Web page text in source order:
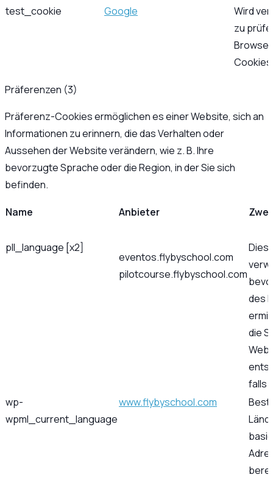
test_cookie
Google
Wird
zu
Präferenzen (3)
Präferenz-Cookies ermöglichen es einer Website, sich an
Informationen zu erinnern, die das Verhalten oder
Aussehen der Website verändern, wie z. B. Ihre
bevorzugte Sprache oder die Region, in der Sie sich
befinden.
Name Anbieter
pll_language [x2]
eventos.flybyschool.com
pilotcourse.flybyschool.com
des
die
falls
wp-
wpml_current_language
www.flybyschool.com